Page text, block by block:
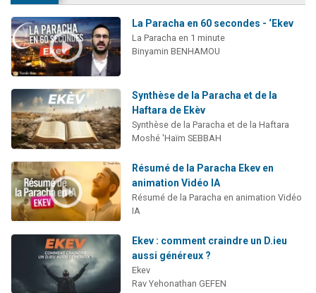
La Paracha en 60 secondes - ‘Ekev
La Paracha en 1 minute
Binyamin BENHAMOU
Synthèse de la Paracha et de la
Haftara de Ekèv
Synthèse de la Paracha et de la Haftara
Moshé 'Haïm SEBBAH
Résumé de la Paracha Ekev en
animation Vidéo IA
Résumé de la Paracha en animation Vidéo
IA
Ekev : comment craindre un D.ieu
aussi généreux ?
Ekev
Rav Yehonathan GEFEN